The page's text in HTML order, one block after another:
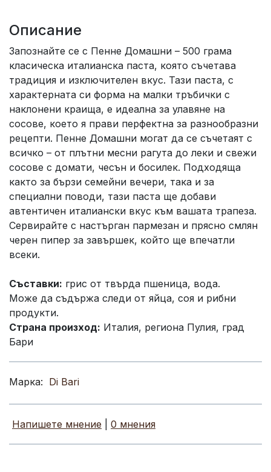
Описание
Запознайте се с Пенне Домашни – 500 грама
класическа италианска паста, която съчетава
традиция и изключителен вкус. Тази паста, с
характерната си форма на малки тръбички с
наклонени краища, е идеална за улавяне на
сосове, което я прави перфектна за разнообразни
рецепти. Пенне Домашни могат да се съчетаят с
всичко – от плътни месни рагута до леки и свежи
сосове с домати, чесън и босилек. Подходяща
както за бързи семейни вечери, така и за
специални поводи, тази паста ще добави
автентичен италиански вкус към вашата трапеза.
Сервирайте с настърган пармезан и прясно смлян
черен пипер за завършек, който ще впечатли
всеки.
Съставки: грис от твърда пшеница, вода.
Може да съдържа следи от яйца, соя и рибни
продукти.
Страна произход: Италия, региона Пулия, град
Бари
Марка: Di Bari
Напишете мнение 0 мнения